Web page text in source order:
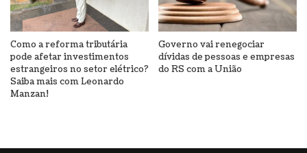
Como a reforma tributária
pode afetar investimentos
estrangeiros no setor elétrico?
Saiba mais com Leonardo
Manzan!
Governo vai renegociar
dívidas de pessoas e empresas
do RS com a União